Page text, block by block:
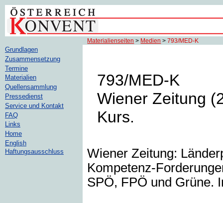
Materialienseiten > Medien >793/MED-K
793/MED-K
Wiener Zeitung
Kurs.
Wiener Zeitung:
Kompetenz-
SPÖ, FPÖ und Grüne.
Grundlagen
Zusammensetzung
Termine
Materialien
Quellensammlung
Pressedienst
Service und Kontakt
FAQ
Links
Home
English
Haftungsausschluss